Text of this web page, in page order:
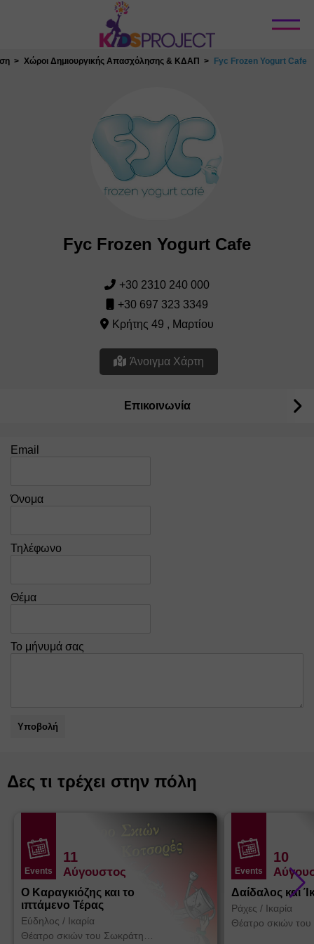
Κλείσιμο
Χώροι Δημιουργικής Απασχόλησης & ΚΔΑΠ Fyc Frozen Yogurt Cafe
Fyc Frozen Yogurt Cafe
+30 2310 240 000
+30 697 323 3349
Κρήτης 49 , Μαρτίου
Άνοιγμα Χάρτη
Επικοινωνία
Email
Όνομα
Τηλέφωνο
Θέμα
Το μήνυμά σας
Υποβολή
Δες τι τρέχει στην πόλη
Events
11
Αύγουστος
Ο Καραγκιόζης και το
ιπτάμενο Τέρας
Εύδηλος / Ικαρία
Θέατρο σκιών του Σωκράτη
Events
10
Δαίδαλος και
Ράχες / Ικαρία
Θέατρο σκιών